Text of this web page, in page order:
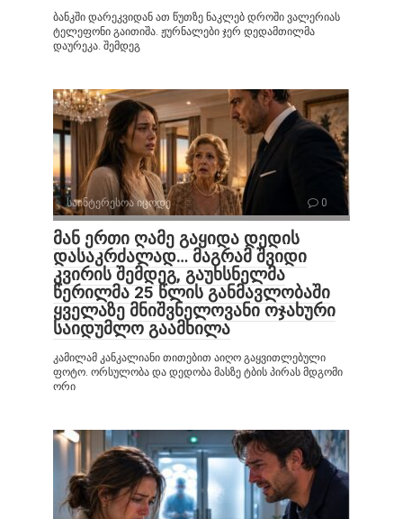
ბანკში დარეკვიდან ათ წუთზე ნაკლებ დროში ვალერიას
ტელეფონი გაითიშა. ჟურნალები ჯერ დედამთილმა
დაურეკა. შემდეგ
საინტერესოა იცოდე 0
მან ერთი ღამე გაყიდა დედის
დასაკრძალად… მაგრამ შვიდი
კვირის შემდეგ, გაუხსნელმა
წერილმა 25 წლის განმავლობაში
ყველაზე მნიშვნელოვანი ოჯახური
საიდუმლო გაამხილა
კამილამ კანკალიანი თითებით აიღო გაყვითლებული
ფოტო. ორსულობა და დედობა მასზე ტბის პირას მდგომი
ორი